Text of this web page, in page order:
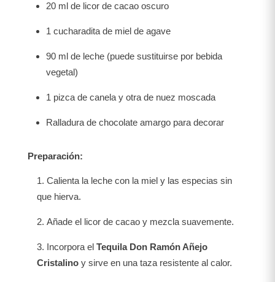
20 ml de licor de cacao oscuro
1 cucharadita de miel de agave
90 ml de leche (puede sustituirse por bebida
vegetal)
1 pizca de canela y otra de nuez moscada
Ralladura de chocolate amargo para decorar
Preparación:
Calienta la leche con la miel y las especias sin
que hierva.
Añade el licor de cacao y mezcla suavemente.
Incorpora el Tequila Don Ramón Añejo
Cristalino y sirve en una taza resistente al calor.